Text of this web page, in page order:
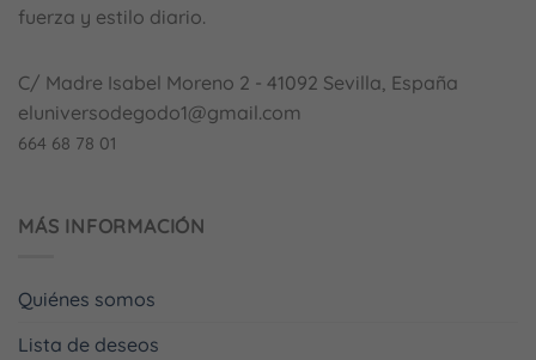
fuerza y estilo diario.
C/ Madre Isabel Moreno 2 - 41092 Sevilla, España
eluniversodegodo1@gmail.com
664 68 78 01
MÁS INFORMACIÓN
Quiénes somos
Lista de deseos